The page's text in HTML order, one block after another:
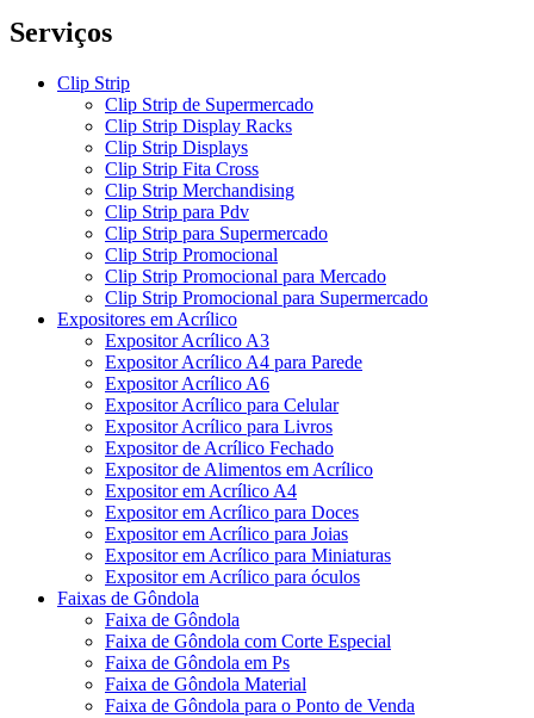
Serviços
Clip Strip
Clip Strip de Supermercado
Clip Strip Display Racks
Clip Strip Displays
Clip Strip Fita Cross
Clip Strip Merchandising
Clip Strip para Pdv
Clip Strip para Supermercado
Clip Strip Promocional
Clip Strip Promocional para Mercado
Clip Strip Promocional para Supermercado
Expositores em Acrílico
Expositor Acrílico A3
Expositor Acrílico A4 para Parede
Expositor Acrílico A6
Expositor Acrílico para Celular
Expositor Acrílico para Livros
Expositor de Acrílico Fechado
Expositor de Alimentos em Acrílico
Expositor em Acrílico A4
Expositor em Acrílico para Doces
Expositor em Acrílico para Joias
Expositor em Acrílico para Miniaturas
Expositor em Acrílico para óculos
Faixas de Gôndola
Faixa de Gôndola
Faixa de Gôndola com Corte Especial
Faixa de Gôndola em Ps
Faixa de Gôndola Material
Faixa de Gôndola para o Ponto de Venda